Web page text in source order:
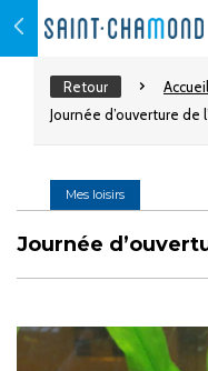
Retour Accueil
Journée d’ouverture de
Mes loisirs
Journée